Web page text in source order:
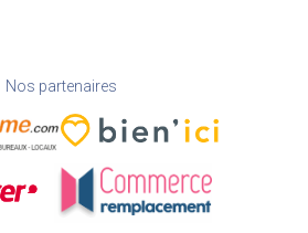
Nos partenaires